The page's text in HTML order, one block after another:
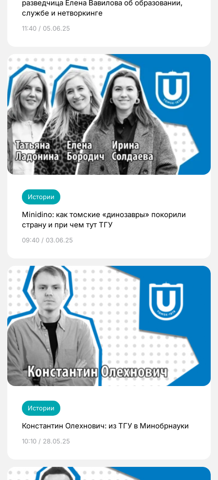
разведчица Елена Вавилова об образовании,
службе и нетворкинге
11:40 / 05.06.25
Истории
Minidino: как томские «динозавры» покорили
страну и при чем тут ТГУ
09:40 / 03.06.25
Истории
Константин Олехнович: из ТГУ в Минобрнауки
10:10 / 28.05.25